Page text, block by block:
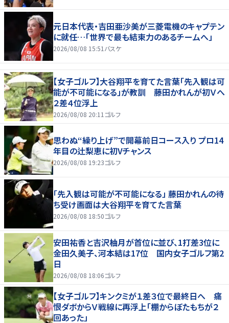
元日本代表・吉田亜沙美が三菱電機のキャプテン
に就任…「世界で最も結束力のあるチームへ」
2026/08/08 15:51 バスケ
【女子ゴルフ】大谷翔平を育てた言葉「先入観は可
能が不可能になる」が教訓 藤田かれんが初Ｖへ
２差４位浮上
2026/08/08 20:11 ゴルフ
思わぬ“繰り上げ”で開幕前日コース入り プロ14
年目の辻梨恵に初Vチャンス
2026/08/08 19:23ゴルフ
「先入観は可能が不可能になる」 藤田かれんの待
ち受け画面は大谷翔平を育てた言葉
2026/08/08 18:50ゴルフ
安田祐香と吉沢柚月が首位に並び、1打差3位に
金田久美子、河本結は17位 国内女子ゴルフ第2
日
2026/08/08 18:06ゴルフ
【女子ゴルフ】キンクミが１差３位で最終日へ 痛
恨ダボからＶ戦線に再浮上「棚からぼたもちが２
回あった」